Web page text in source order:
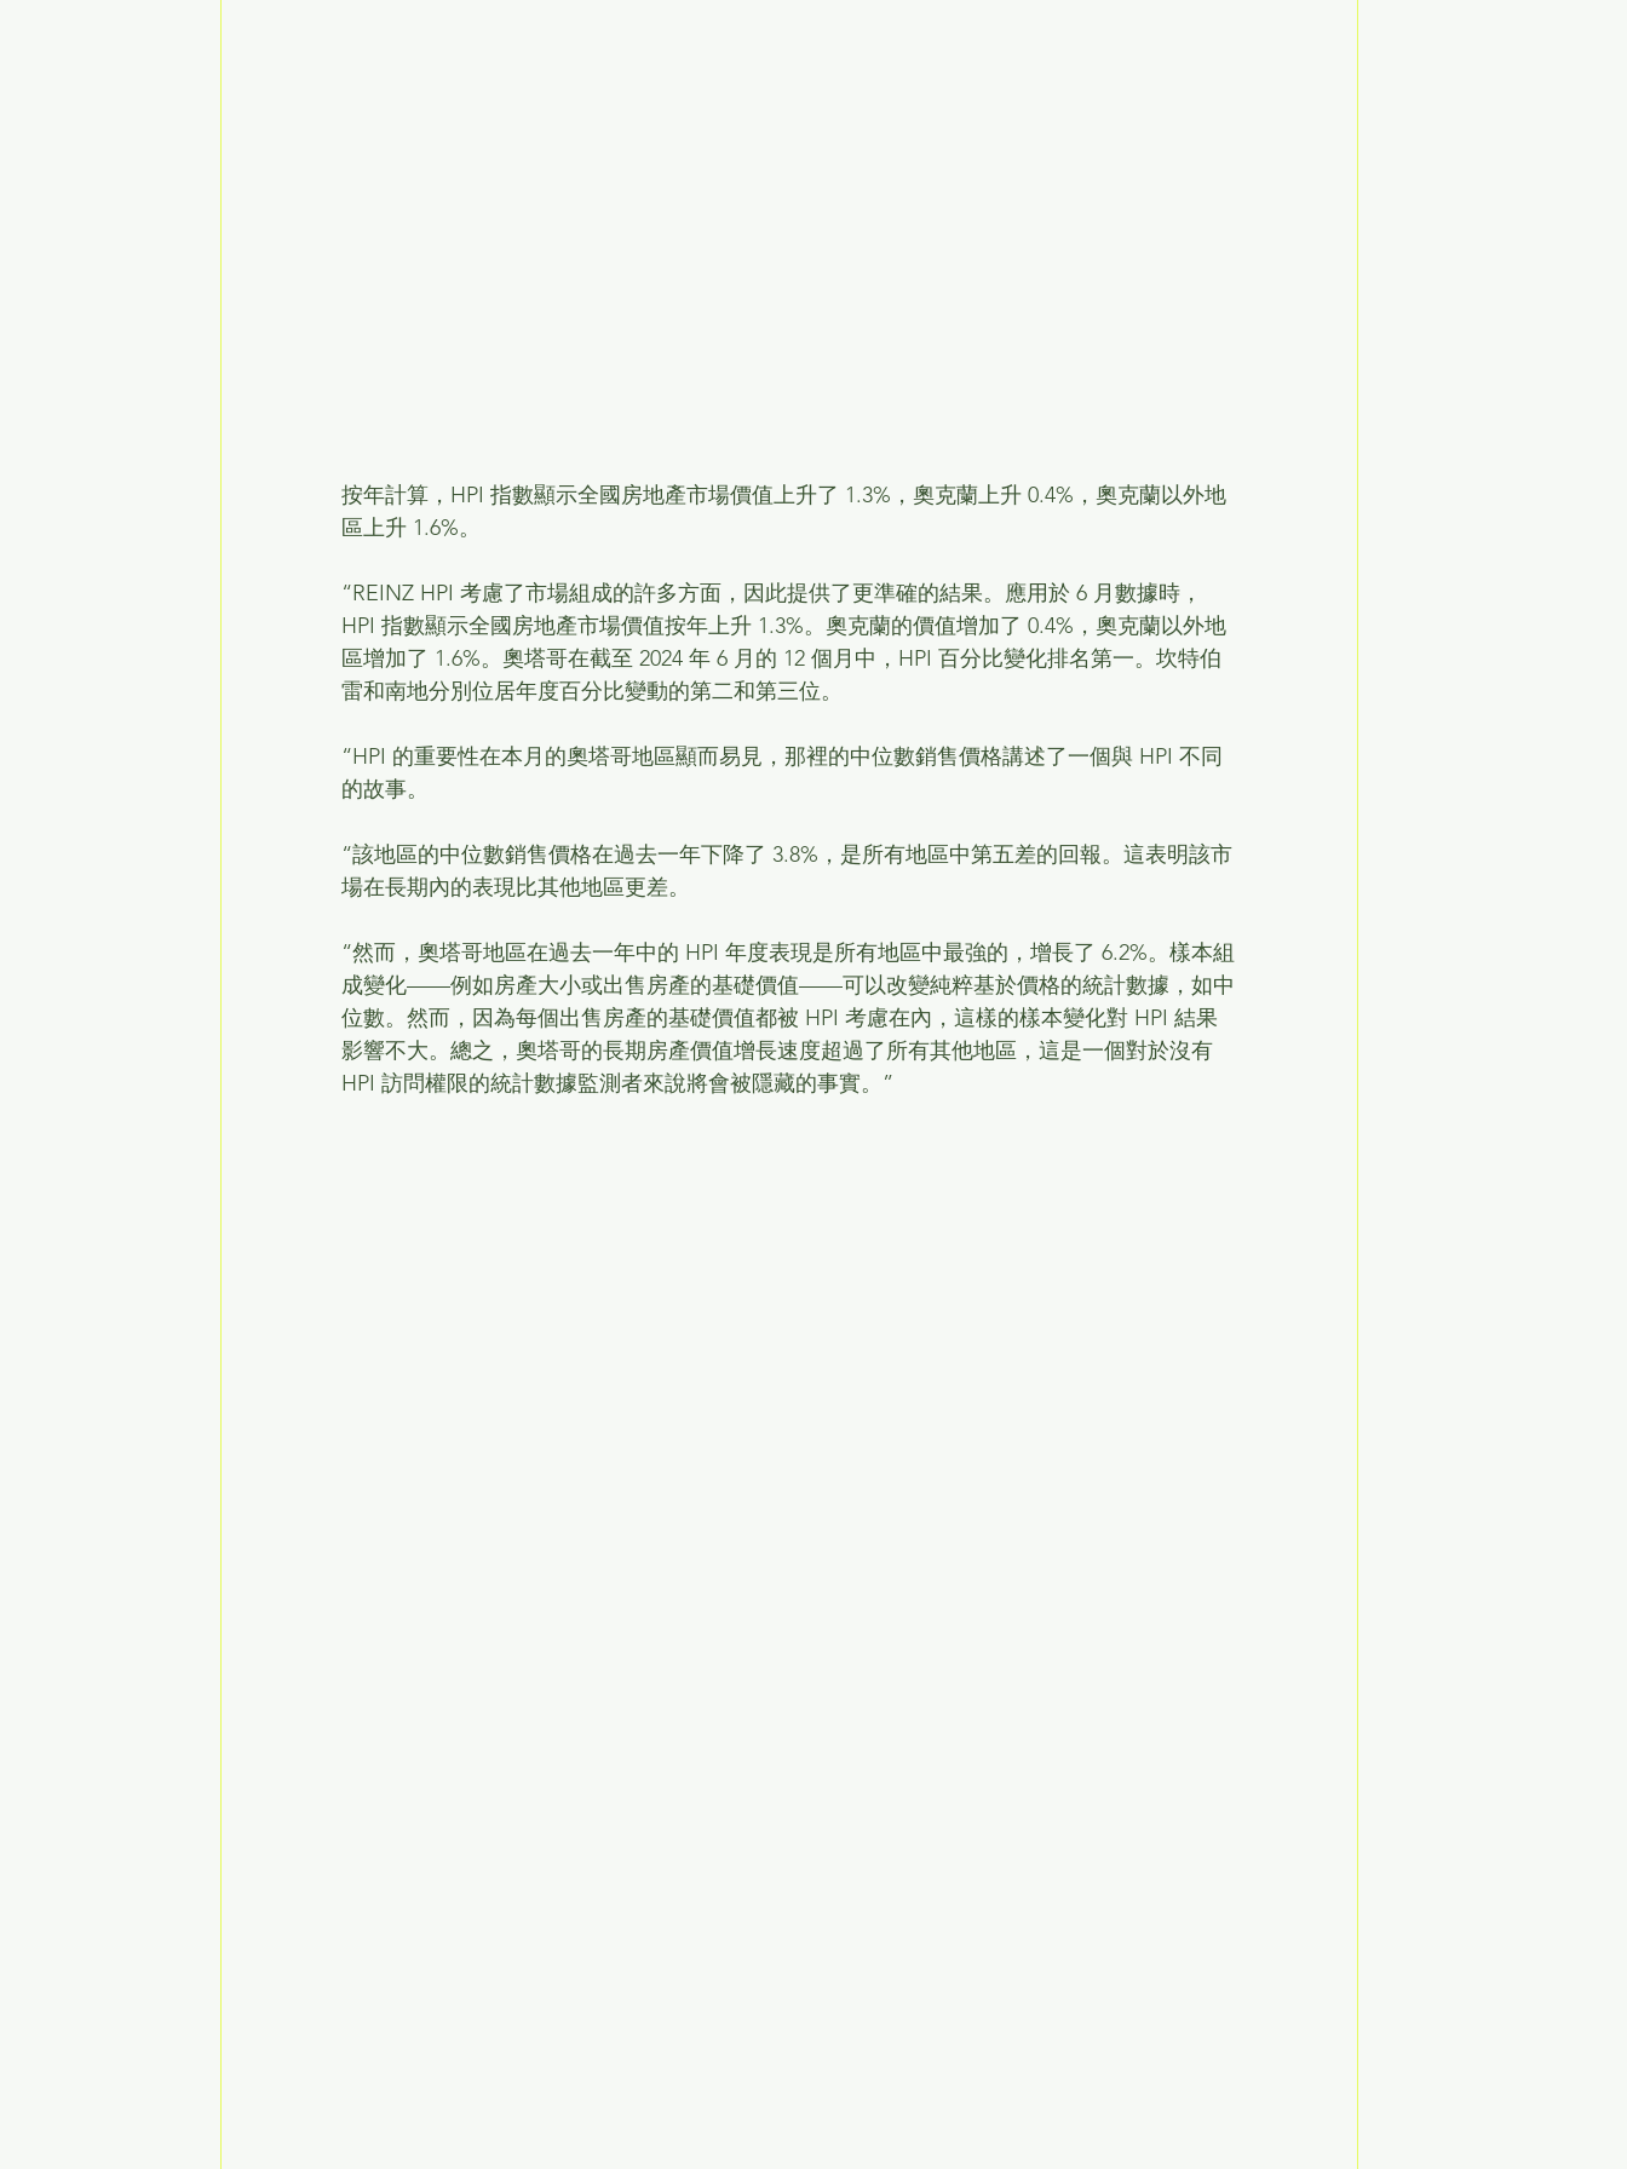
按年計算，HPI 指數顯示全國房地產市場價值上升了 1.3%，奧克蘭上升 0.4%，奧克蘭以外地
區上升 1.6%。
“REINZ HPI 考慮了市場組成的許多方面，因此提供了更準確的結果。應用於 6 月數據時，
HPI 指數顯示全國房地產市場價值按年上升 1.3%。奧克蘭的價值增加了 0.4%，奧克蘭以外地
區增加了 1.6%。奧塔哥在截至 2024 年 6 月的 12 個月中，HPI 百分比變化排名第一。坎特伯
雷和南地分別位居年度百分比變動的第二和第三位。
“HPI 的重要性在本月的奧塔哥地區顯而易見，那裡的中位數銷售價格講述了一個與 HPI 不同
的故事。
“該地區的中位數銷售價格在過去一年下降了 3.8%，是所有地區中第五差的回報。這表明該市
場在長期內的表現比其他地區更差。
“然而，奧塔哥地區在過去一年中的 HPI 年度表現是所有地區中最強的，增長了 6.2%。樣本組
成變化——例如房產大小或出售房產的基礎價值——可以改變純粹基於價格的統計數據，如中
位數。然而，因為每個出售房產的基礎價值都被 HPI 考慮在內，這樣的樣本變化對 HPI 結果
影響不大。總之，奧塔哥的長期房產價值增長速度超過了所有其他地區，這是一個對於沒有
HPI 訪問權限的統計數據監測者來說將會被隱藏的事實。”